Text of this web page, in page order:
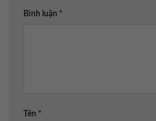
Bình luận *
Tên *